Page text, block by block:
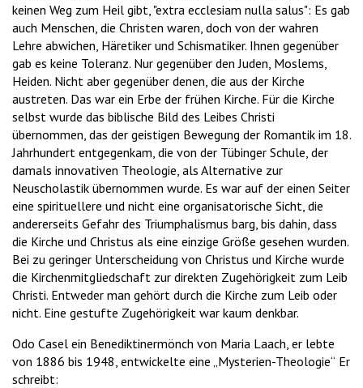
keinen Weg zum Heil gibt, "extra ecclesiam nulla salus": Es gab
auch Menschen, die Christen waren, doch von der wahren
Lehre abwichen, Häretiker und Schismatiker. Ihnen gegenüber
gab es keine Toleranz. Nur gegenüber den Juden, Moslems,
Heiden. Nicht aber gegenüber denen, die aus der Kirche
austreten. Das war ein Erbe der frühen Kirche. Für die Kirche
selbst wurde das biblische Bild des Leibes Christi
übernommen, das der geistigen Bewegung der Romantik im 18.
Jahrhundert entgegenkam, die von der Tübinger Schule, der
damals innovativen Theologie, als Alternative zur
Neuscholastik übernommen wurde. Es war auf der einen Seiter
eine spirituellere und nicht eine organisatorische Sicht, die
andererseits Gefahr des Triumphalismus barg, bis dahin, dass
die Kirche und Christus als eine einzige Größe gesehen wurden.
Bei zu geringer Unterscheidung von Christus und Kirche wurde
die Kirchenmitgliedschaft zur direkten Zugehörigkeit zum Leib
Christi. Entweder man gehört durch die Kirche zum Leib oder
nicht. Eine gestufte Zugehörigkeit war kaum denkbar.
Odo Casel ein Benediktinermönch von Maria Laach, er lebte
von 1886 bis 1948, entwickelte eine „Mysterien-Theologie“ Er
schreibt: